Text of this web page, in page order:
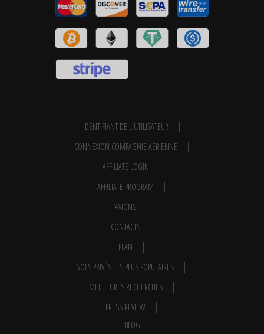
IDENTIFIANT DE L'UTILISATEUR
CONNEXION COMPAGNIE AÉRIENNE
AFFILIATE LOGIN
AFFILIATE PROGRAM
AVIONS
CONTACTS
PLAN
VOLS PRIVÉS LES PLUS POPULAIRES
MEILLEURES RECHERCHES
PRESS REVIEW
BLOG